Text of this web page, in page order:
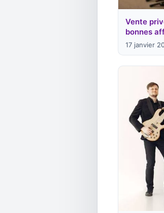
Vente
bonnes
17 janvier